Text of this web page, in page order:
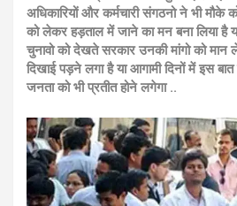
अधिकारियों और कर्मचारी संगठनो ने भी मौके
को लेकर हड़ताल में जाने का मन बना लिया है
चुनावो को देखते सरकार उनकी मांगो को
दिखाई पड़ने लगा है या आगामी दिनों में इस
जनता को भी प्रतीत होने लगेगा ..